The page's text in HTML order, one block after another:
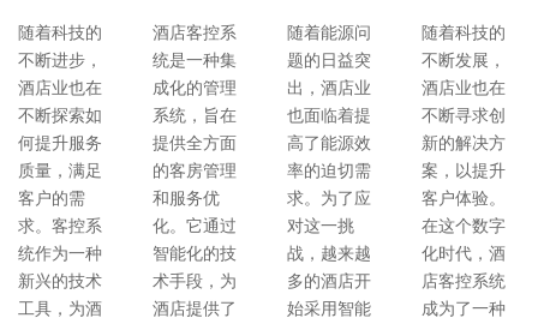
随着科技的
不断进步，
酒店业也在
不断探索如
何提升服务
质量，满足
客户的需
求。客控系
统作为一种
新兴的技术
工具，为酒
酒店客控系
统是一种集
成化的管理
系统，旨在
提供全方面
的客房管理
和服务优
化。它通过
智能化的技
术手段，为
酒店提供了
随着能源问
题的日益突
出，酒店业
也面临着提
高了能源效
率的迫切需
求。为了应
对这一挑
战，越来越
多的酒店开
始采用智能
随着科技的
不断发展，
酒店业也在
不断寻求创
新的解决方
案，以提升
客户体验。
在这个数字
化时代，酒
店客控系统
成为了一种